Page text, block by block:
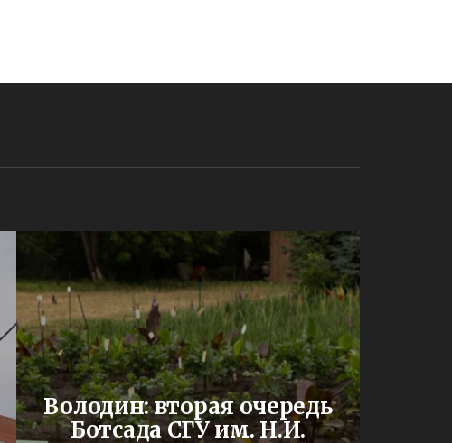
Володин: вторая очередь
Ботсада СГУ им. Н.И.